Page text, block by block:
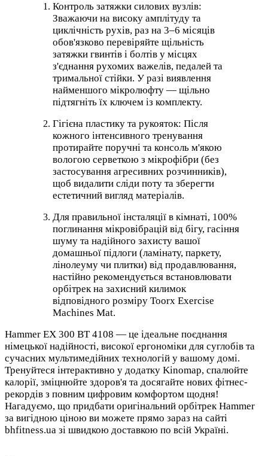
Контроль затяжки силових вузлів:
Зважаючи на високу амплітуду та
циклічність рухів, раз на 3–6 місяців
обов'язково перевіряйте щільність
затяжки гвинтів і болтів у місцях
з'єднання рухомих важелів, педалей та
тримальної стійки. У разі виявлення
найменшого мікролюфту — щільно
підтягніть їх ключем із комплекту.
Гігієна пластику та рукояток: Після
кожного інтенсивного тренування
протирайте поручні та консоль м'якою
вологою серветкою з мікрофібри (без
застосування агресивних розчинників),
щоб видалити сліди поту та зберегти
естетичний вигляд матеріалів.
Для правильної інсталяції в кімнаті, 100%
поглинання мікровібрацій від бігу, гасіння
шуму та надійного захисту вашої
домашньої підлоги (ламінату, паркету,
лінолеуму чи плитки) від продавлювання,
настійно рекомендується встановлювати
орбітрек на захисний килимок
відповідного розміру Toorx Exercise
Machines Mat.
Hammer EX 300 BT 4108 — це ідеальне поєднання
німецької надійності, високої ергономіки для суглобів та
сучасних мультимедійних технологій у вашому домі.
Тренуйтеся інтерактивно у додатку Kinomap, спалюйте
калорії, зміцнюйте здоров'я та досягайте нових фітнес-
рекордів з повним цифровим комфортом щодня!
Нагадуємо, що придбати оригінальний орбітрек Hammer
за вигідною ціною ви можете прямо зараз на сайті
bhfitness.ua зі швидкою доставкою по всій Україні.